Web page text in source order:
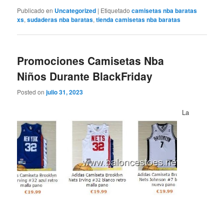
Publicado en Uncategorized | Etiquetado camisetas nba baratas
xs,sudaderas nba baratas,tienda camisetas nba baratas
Promociones Camisetas Nba
Niños Durante BlackFriday
Posted onjulio 31, 2023
La